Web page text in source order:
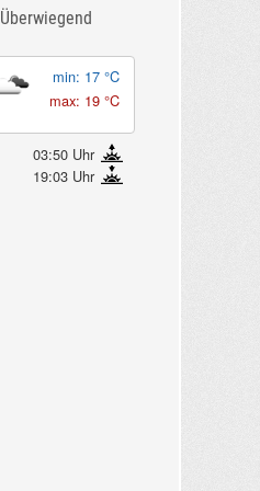
Überwiegend
min: 17 °C
max: 19 °C
03:50 Uhr
19:03 Uhr